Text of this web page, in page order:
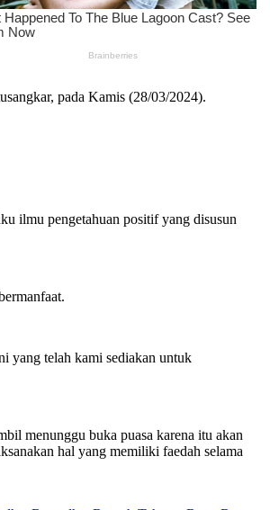
pada Kamis (28/03/2024).
ilmu pengetahuan positif yang disusun
yang telah kami sediakan untuk
menunggu buka puasa karena itu akan
hal yang memiliki faedah selama